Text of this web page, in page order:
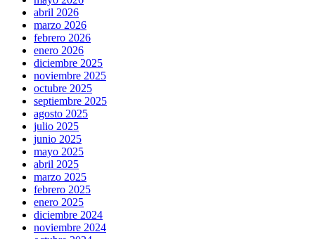
abril 2026
marzo 2026
febrero 2026
enero 2026
diciembre 2025
noviembre 2025
octubre 2025
septiembre 2025
agosto 2025
julio 2025
junio 2025
mayo 2025
abril 2025
marzo 2025
febrero 2025
enero 2025
diciembre 2024
noviembre 2024